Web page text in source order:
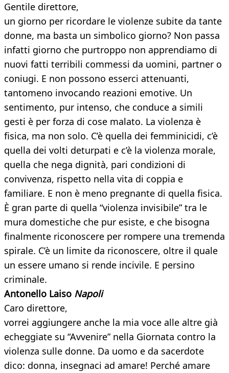
Gentile direttore,
un giorno per ricordare le violenze subite da tante
donne, ma basta un simbolico giorno? Non passa
infatti giorno che purtroppo non apprendiamo di
nuovi fatti terribili commessi da uomini, partner o
coniugi. E non possono esserci attenuanti,
tantomeno invocando reazioni emotive. Un
sentimento, pur intenso, che conduce a simili
gesti è per forza di cose malato. La violenza è
fisica, ma non solo. C’è quella dei femminicidi, c’è
quella dei volti deturpati e c’è la violenza morale,
quella che nega dignità, pari condizioni di
convivenza, rispetto nella vita di coppia e
familiare. E non è meno pregnante di quella fisica.
È gran parte di quella “violenza invisibile” tra le
mura domestiche che pur esiste, e che bisogna
finalmente riconoscere per rompere una tremenda
spirale. C’è un limite da riconoscere, oltre il quale
un essere umano si rende incivile. E persino
criminale.
Antonello Laiso Napoli
Caro direttore,
vorrei aggiungere anche la mia voce alle altre già
echeggiate su “Avvenire” nella Giornata contro la
violenza sulle donne. Da uomo e da sacerdote
dico: donna, insegnaci ad amare! Perché amare